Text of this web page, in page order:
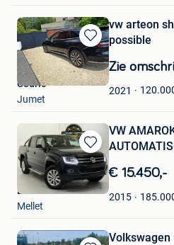
Bewaren
in
Mijn
Favorieten
vw arteon
possible
Zie
2021
Cedric
Jumet
Bewaren
in
Mijn
Favorieten
VW
€ 15.450,-
2015
LUXURY MOTORS
Mellet
Volkswagen